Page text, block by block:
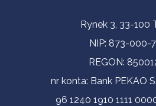
Informacje kontaktowe
Rynek 3, 33-100
NIP: 873-000-
REGON:
nr konta: Bank PEKAO
96 1240 1910 1111